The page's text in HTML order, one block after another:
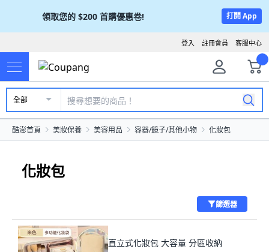
領取您的 $200 首購優惠卷! 打開 App
客服中心
註冊會員
登入
全部
酷澎首頁 美妝保養 美容用品 容器/鏡子/其他小物 化妝包
化妝包
篩選器
直立式化妝包 大容量 分區收納